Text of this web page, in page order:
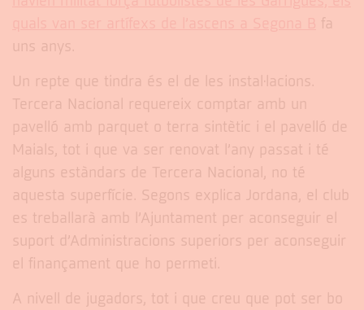
fa
uns anys.
Un repte que tindra és el de les instal·lacions.
Tercera Nacional requereix comptar amb un
pavelló amb parquet o terra sintètic i el pavelló de
Maials, tot i que va ser renovat l’any passat i té
alguns estàndars de Tercera Nacional, no té
aquesta superfície. Segons explica Jordana, el club
es treballarà amb l’Ajuntament per aconseguir el
suport d’Administracions superiors per aconseguir
el finançament que ho permeti.
A nivell de jugadors, tot i que creu que pot ser bo